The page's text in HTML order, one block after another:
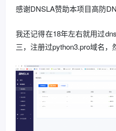
感谢DNSLA赞助本项目高防
我还记得在18年左右就用过
三，注册过python3.pro域名，